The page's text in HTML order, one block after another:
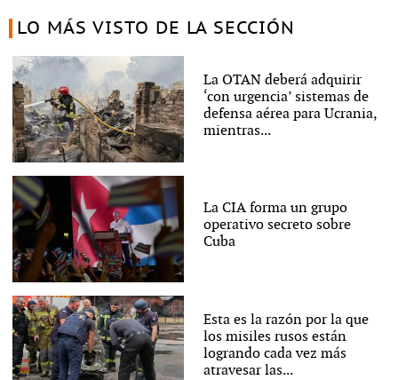
LO MÁS VISTO DE LA SECCIÓN
La OTAN deberá adquirir
‘con urgencia’ sistemas de
defensa aérea para Ucrania,
mientras...
La CIA forma un grupo
operativo secreto sobre
Cuba
Esta es la razón por la que
los misiles rusos están
logrando cada vez más
atravesar las...